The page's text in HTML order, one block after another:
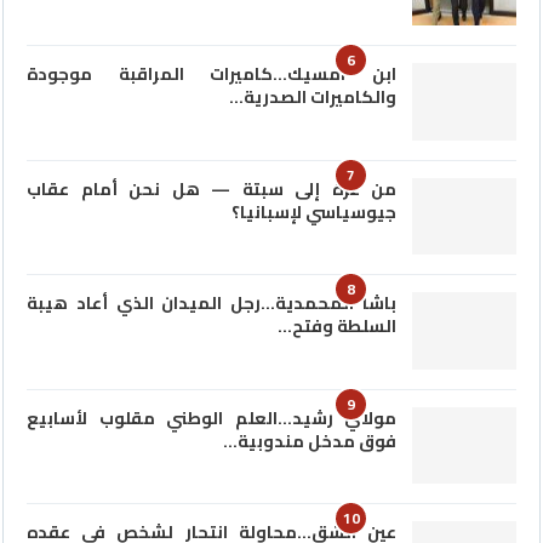
6
ابن امسيك…كاميرات المراقبة موجودة
والكاميرات الصدرية…
7
من غزة إلى سبتة — هل نحن أمام عقاب
جيوسياسي لإسبانيا؟
8
باشا المحمدية…رجل الميدان الذي أعاد هيبة
السلطة وفتح…
9
مولاي رشيد…العلم الوطني مقلوب لأسابيع
فوق مدخل مندوبية…
10
عين الشق…محاولة انتحار لشخص في عقده